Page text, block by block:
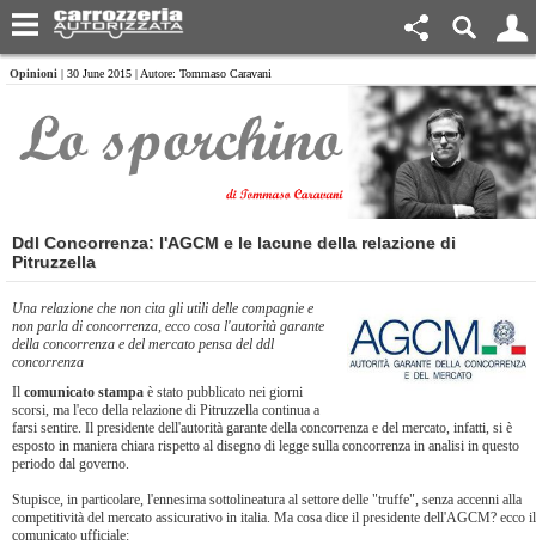
Opinioni | 30 June 2015 | Autore: Tommaso Caravani
Ddl Concorrenza: l'AGCM e le lacune della relazione di
Pitruzzella
Una relazione che non cita gli utili delle compagnie e
non parla di concorrenza, ecco cosa l'autorità garante
della concorrenza e del mercato pensa del ddl
concorrenza
Il comunicato stampa è stato pubblicato nei giorni
scorsi, ma l'eco della relazione di Pitruzzella continua a
farsi sentire. Il presidente dell'autorità garante della concorrenza e del mercato, infatti, si è
esposto in maniera chiara rispetto al disegno di legge sulla concorrenza in analisi in questo
periodo dal governo.
Stupisce, in particolare, l'ennesima sottolineatura al settore delle "truffe", senza accenni alla
competitività del mercato assicurativo in italia. Ma cosa dice il presidente dell'AGCM? ecco il
comunicato ufficiale: